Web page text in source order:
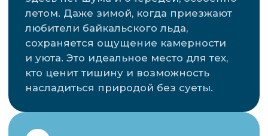
Катание на коньках
по льду озера